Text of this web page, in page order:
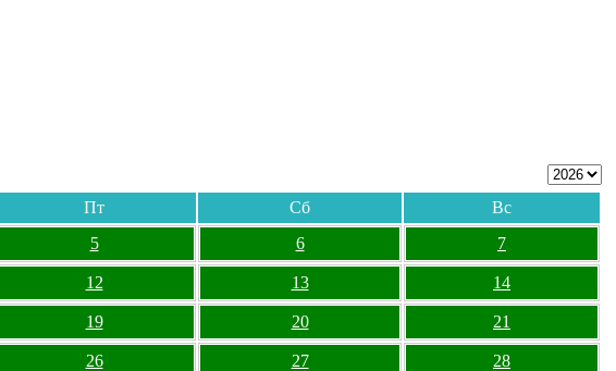
Пт Сб
Вс
5 6 7
12 13 14
19 20 21
26 27 28